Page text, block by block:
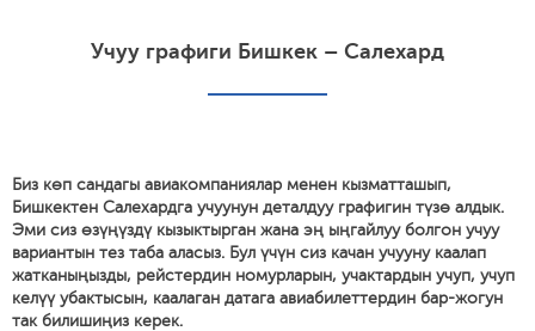
Учуу графиги Бишкек – Салехард
Биз көп сандагы авиакомпаниялар менен кызматташып,
Бишкектен Салехардга учуунун деталдуу графигин түзө алдык.
Эми сиз өзүңүздү кызыктырган жана эң ыңгайлуу болгон учуу
вариантын тез таба аласыз. Бул үчүн сиз качан учууну каалап
жатканыңызды, рейстердин номурларын, учактардын учуп, учуп
келүү убактысын, каалаган датага авиабилеттердин бар-жогун
так билишиңиз керек.